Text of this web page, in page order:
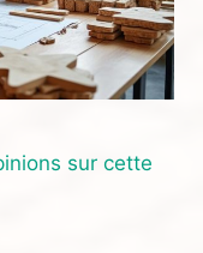
sur cette